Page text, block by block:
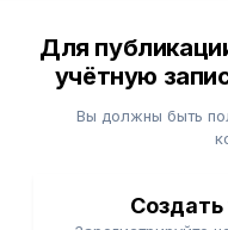
Для
учётную
Вы должны быть